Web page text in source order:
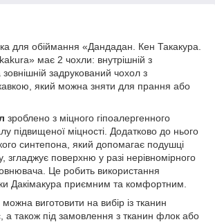
для обіймання «Дандадан. Кен Такакура.
має 2 чохли: внутрішній з
задрукований чохол з
який можна зняти для прання або
зроблено з міцного гіпоалергенного
підвищеної міцності. Додатково до нього
синтепона, який допомагає подушці
поверхню у разі нерівномірного
Це робить використання
Дакімакура приємним та комфортним.
можна виготовити на вибір із тканин
а також під замовлення з тканин флок або